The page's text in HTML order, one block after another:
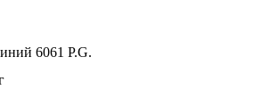
6061 P.G.